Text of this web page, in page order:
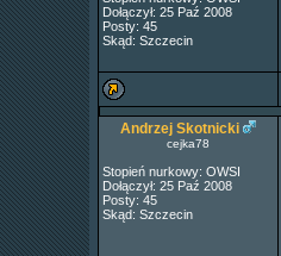
Dołączył: 25 Paź 2008
Posty: 45
Skąd: Szczecin
Andrzej Skotnicki
cejka78
Stopień nurkowy: OWSI
Dołączył: 25 Paź 2008
Posty: 45
Skąd: Szczecin